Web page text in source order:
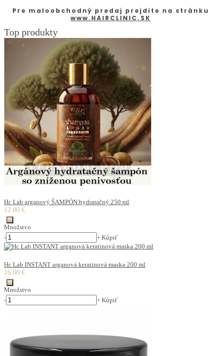
Pre maloobchodný predaj prejdite na stránku
www.HAIRCLINIC.SK
Top produkty
Hc Lab arganový ŠAMPÓN hydratačný 250 ml
12.00 €
Množstvo
-
+ Kúpiť
Hc Lab INSTANT arganová keratinová maska 200 ml
16.00 €
Množstvo
-
+ Kúpiť